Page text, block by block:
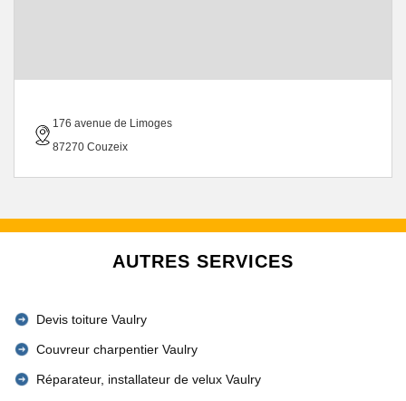
176 avenue de Limoges
87270 Couzeix
AUTRES SERVICES
Devis toiture Vaulry
Couvreur charpentier Vaulry
Réparateur, installateur de velux Vaulry